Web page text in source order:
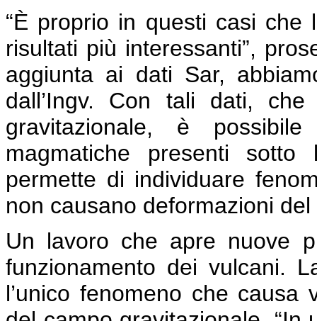
“È proprio in questi casi che
risultati più interessanti”,
aggiunta ai dati Sar,
dall’Ingv. Con tali dati,
gravitazionale, è
magmatiche presenti
permette di individuare
non causano deformazioni del
Un lavoro che apre nuove
funzionamento dei vulcani.
l’unico fenomeno che